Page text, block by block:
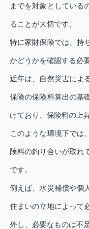
までを対象としている
ることが大切です。
特に家財保険では、持
かどうかを確認する必
近年は、自然災害によ
保険の保険料算出の基
けており、保険料の上
このような環境下では
険料の釣り合いが取れ
です。
例えば、水災補償や個
住まいの立地によって
外し、必要なものは不